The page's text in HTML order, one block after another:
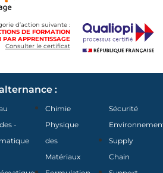
d’action suivante :
DE FORMATION
APPRENTISSAGE
Consulter le certificat
:
-
Chimie
Physique
des
Matériaux
Sécurité
Supply
Chain